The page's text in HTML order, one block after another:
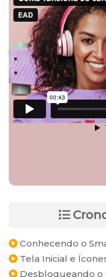
Conhecendo o
Tela Inicial e
Desbloqueando o